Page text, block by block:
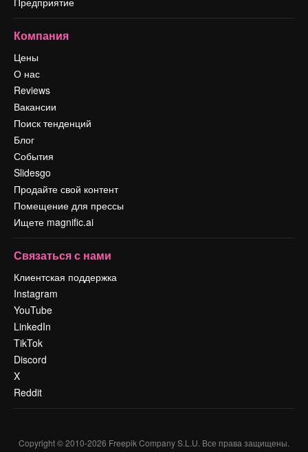
Компания
Цены
О нас
Reviews
Вакансии
Поиск тенденций
Блог
События
Slidesgo
Продайте свой контент
Помещение для прессы
Ищете magnific.ai
Связаться с нами
Клиентская поддержка
Instagram
YouTube
LinkedIn
TikTok
Discord
X
Reddit
Copyright © 2010-2026 Freepik Company S.L.U. Все права защищены.